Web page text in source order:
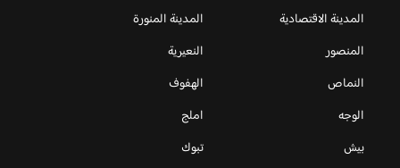
المدينة الاقتصادية
المدينة المنورة
المنصور
النعيرية
النماص
الهفوف
الوجه
املج
بيش
تبوك